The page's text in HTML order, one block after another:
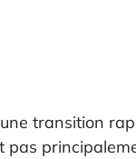
transition
pas